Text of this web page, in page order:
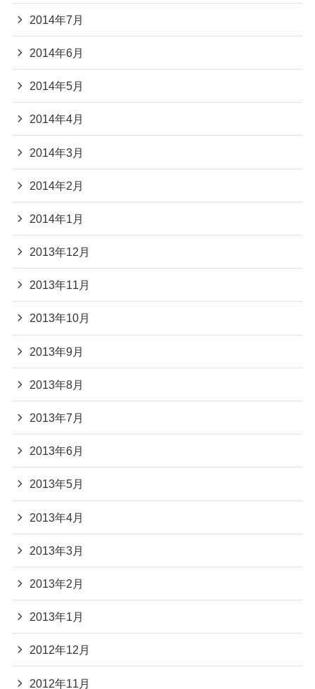
2014年7月
2014年6月
2014年5月
2014年4月
2014年3月
2014年2月
2014年1月
2013年12月
2013年11月
2013年10月
2013年9月
2013年8月
2013年7月
2013年6月
2013年5月
2013年4月
2013年3月
2013年2月
2013年1月
2012年12月
2012年11月